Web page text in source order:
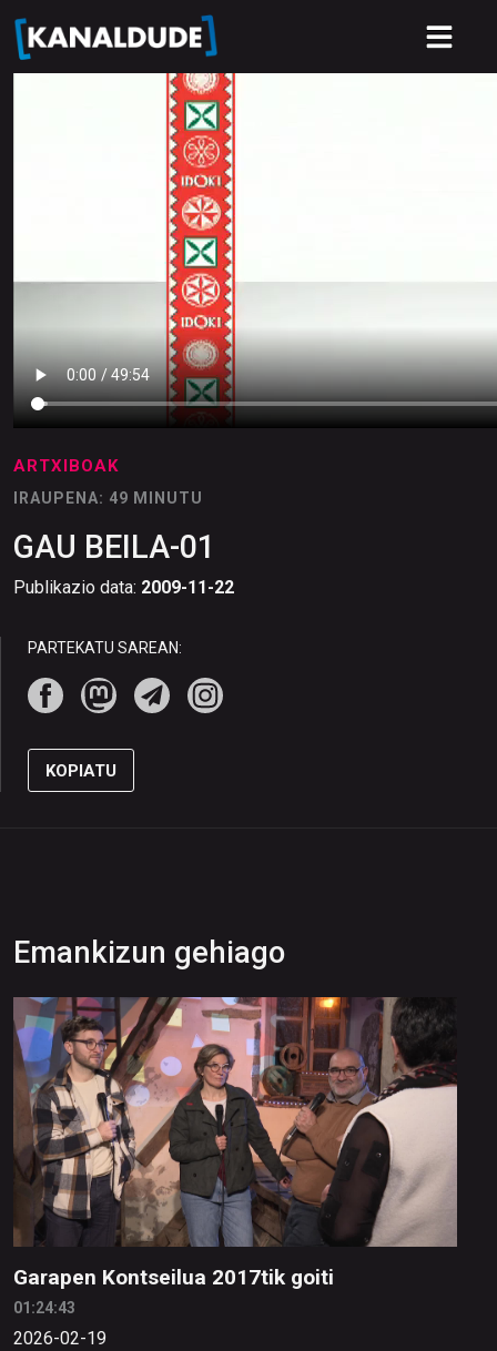
ARTXIBOAK
IRAUPENA: 49 MINUTU
GAU BEILA-01
Publikazio data: 2009-11-22
PARTEKATU SAREAN:
KOPIATU
Emankizun gehiago
Garapen Kontseilua 2017tik goiti
01:24:43
2026-02-19